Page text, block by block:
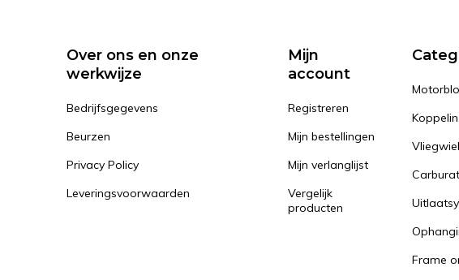
Over ons en onze
werkwijze
Bedrijfsgegevens
Beurzen
Privacy Policy
Leveringsvoorwaarden
Mijn
account
Registreren
Mijn bestellingen
Mijn verlanglijst
Vergelijk
producten
Frame